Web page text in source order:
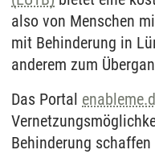
also von Menschen
mit Behinderung in
anderem zum
Das Portal
Behinderung